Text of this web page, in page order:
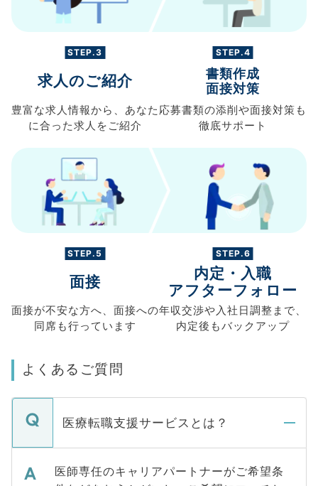
STEP.3
求人のご紹介
豊富な求人情報から、 あなた
に合った求人を ご紹介
STEP.4
書類作成
面接対策
応募書類の添削や面接対策も
徹底サポート
STEP.5
面接
面接が不安な方へ、 面接への
同席も行っています
STEP.6
内定・入職
アフターフォロー
年収交渉や入社日調整まで、
内定後もバックアップ
よくあるご質問
医療転職支援サービスとは？
医師専任のキャリアパートナーがご希望条